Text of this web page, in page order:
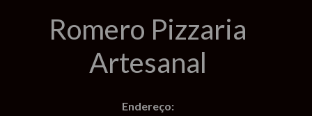
Romero Pizzaria
Artesanal
Endereço: